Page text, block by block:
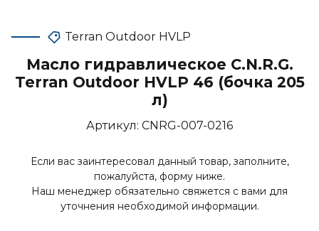
Terran Outdoor HVLP
Масло гидравлическое C.N.R.G.
Terran Outdoor HVLP 46 (бочка 205
л)
Артикул: CNRG-007-0216
Если вас заинтересовал данный товар, заполните,
пожалуйста, форму ниже.
Наш менеджер обязательно свяжется с вами для
уточнения необходимой информации.